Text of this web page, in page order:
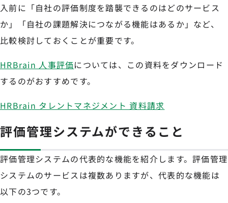
入前に「自社の評価制度を踏襲できるのはどのサービス
か」「自社の課題解決につながる機能はあるか」など、
比較検討しておくことが重要です。
HRBrain 人事評価については、この資料をダウンロード
するのがおすすめです。
HRBrain タレントマネジメント 資料請求
評価管理システムができること
評価管理システムの代表的な機能を紹介します。評価管理
システムのサービスは複数ありますが、代表的な機能は
以下の3つです。